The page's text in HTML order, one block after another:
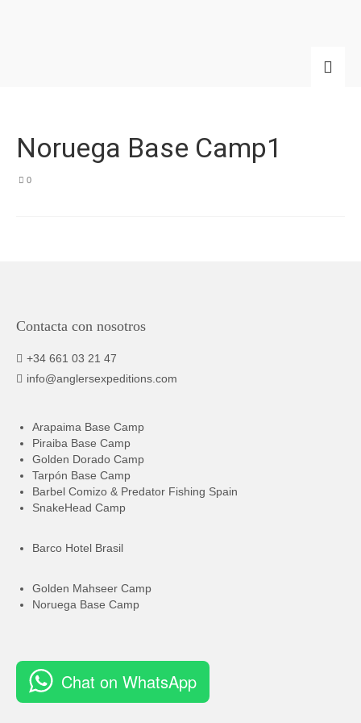
Noruega Base Camp1
0
Contacta con nosotros
+34 661 03 21 47
info@anglersexpeditions.com
Arapaima Base Camp
Piraiba Base Camp
Golden Dorado Camp
Tarpón Base Camp
Barbel Comizo & Predator Fishing Spain
SnakeHead Camp
Barco Hotel Brasil
Golden Mahseer Camp
Noruega Base Camp
Chat on WhatsApp